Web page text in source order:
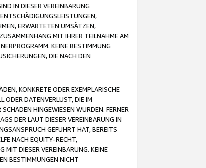
IN DIESER VEREINBARUNG
ERWARTETEN UMSÄTZEN,
MIT IHRER TEILNAHME AM
KEINE BESTIMMUNG
DIE NACH DEN
KONKRETE ODER EXEMPLARISCHE
ODER DATENVERLUST, DIE IM
HINGEWIESEN WURDEN. FERNER
DER LAUT DIESER VEREINBARUNG IN
GEFÜHRT HAT, BEREITS
NACH EQUITY-RECHT,
MIT DIESER VEREINBARUNG. KEINE
BESTIMMUNGEN NICHT